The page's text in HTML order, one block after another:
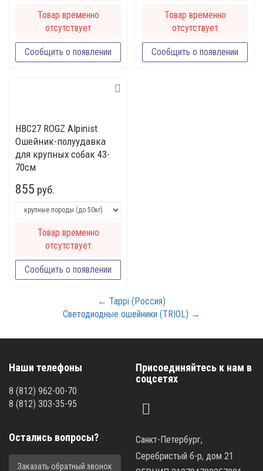
Товар временно
отсутствует
Сообщить о появлении
Товар временно
отсутствует
Сообщить о появлении
HBC27 ROGZ Alpinist
Ошейник-полуудавка
для крупных собак 43-
70см
855 руб.
Товар временно
отсутствует
Сообщить о появлении
← Tappi (Россия)
Светодиодные ошейники (TRIOL) →
Наши телефоны
8 (812) 962-00-70
8 (812) 303-35-95
Присоединяйтесь к нам в
соцсетях
Остались вопросы?
Заказать обратный звонок
Санкт-Петербург,
Серебристый б-р, дом 21